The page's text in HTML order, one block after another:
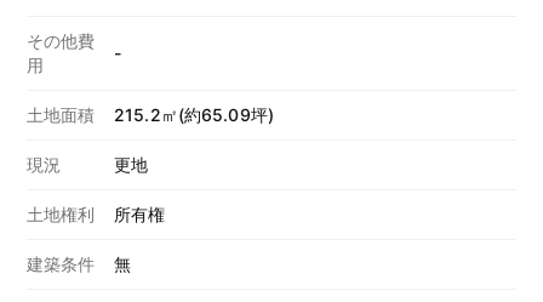
その他費
用
-
土地面積 215.2㎡(約65.09坪)
現況 更地
土地権利 所有権
建築条件 無